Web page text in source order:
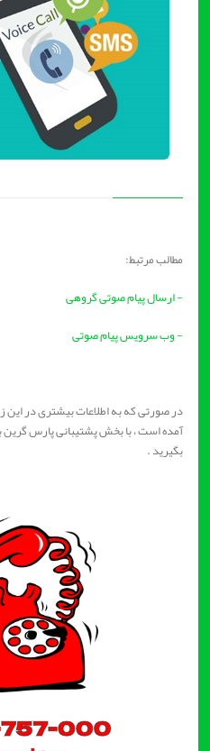
مطالب مرتبط:
- ارسال پیام صوتی گروهی
- وب سرویس پیام صوتی
در صورتی که به اطلاعات بیشتری در این
آمده است ، با بخش پشتیبانی پارس گرین
بگیرید .